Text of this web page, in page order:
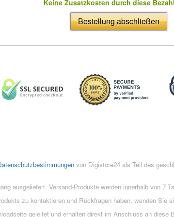
Keine Zusatzkosten durch diese
Bestellung abschließen
von Digistore24 als Teil des
ausgeliefert. Versand-Produkte werden innerhalb von 7
zu kontaktieren und Rückfragen haben, wenden Sie
geleitet und erhalten direkt im Anschluss an